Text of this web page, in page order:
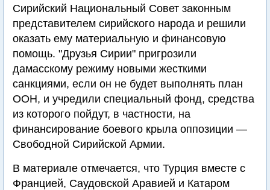
Сирийский Национальный Совет законным
представителем сирийского народа и решили
оказать ему материальную и финансовую
помощь. "Друзья Сирии" пригрозили
дамасскому режиму новыми жесткими
санкциями, если он не будет выполнять план
ООН, и учредили специальный фонд, средства
из которого пойдут, в частности, на
финансирование боевого крыла оппозиции —
Свободной Сирийской Армии.
В материале отмечается, что Турция вместе с
Францией, Саудовской Аравией и Катаром